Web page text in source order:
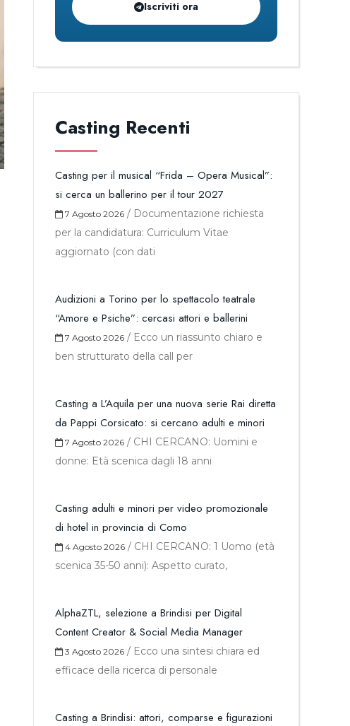
Iscriviti ora
Casting Recenti
Casting per il musical “Frida – Opera Musical”:
si cerca un ballerino per il tour 2027
7 Agosto 2026 / Documentazione richiesta
per la candidatura: Curriculum Vitae
aggiornato (con dati
Audizioni a Torino per lo spettacolo teatrale
“Amore e Psiche”: cercasi attori e ballerini
7 Agosto 2026 / Ecco un riassunto chiaro e
ben strutturato della call per
Casting a L’Aquila per una nuova serie Rai diretta
da Pappi Corsicato: si cercano adulti e minori
7 Agosto 2026 / CHI CERCANO: Uomini e
donne: Età scenica dagli 18 anni
Casting adulti e minori per video promozionale
di hotel in provincia di Como
4 Agosto 2026 / CHI CERCANO: 1 Uomo (età
scenica 35-50 anni): Aspetto curato,
AlphaZTL, selezione a Brindisi per Digital
Content Creator & Social Media Manager
3 Agosto 2026 / Ecco una sintesi chiara ed
efficace della ricerca di personale
Casting a Brindisi: attori, comparse e figurazioni